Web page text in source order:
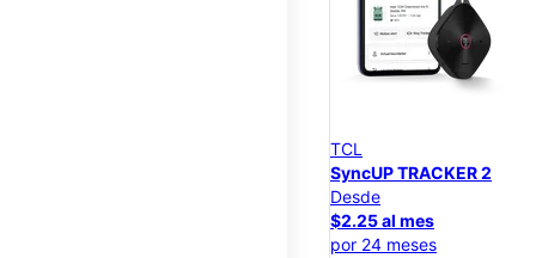
TCL
SyncUP TRACKER 2
Desde
$2.25 al mes
por 24 meses